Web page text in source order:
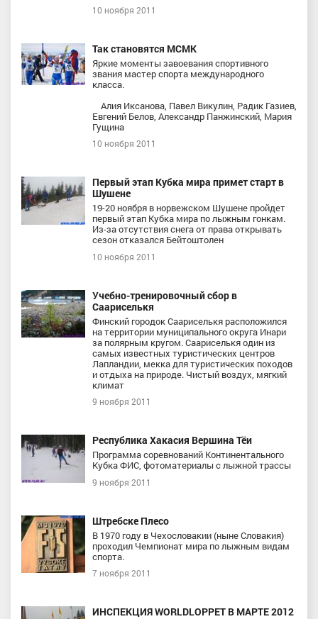
10 ноября 2011
Так становятся МСМК
Яркие моменты завоевания спортивного
звания мастер спорта международного
класса.
Алия Иксанова, Павел Викулин, Радик Газиев,
Евгений Белов, Александр Панжинский, Мария
Гущина
10 ноября 2011
Первый этап Кубка мира примет старт в
Шушене
19-20 ноября в норвежском Шушене пройдет
первый этап Кубка мира по лыжным гонкам.
Из-за отсутствия снега от права открывать
сезон отказался Бейтоштолен
10 ноября 2011
Учебно-тренировочный сбор в
Саариселькя
Финский городок Саариселькя расположился
на территории муниципального округа Инари
за полярным кругом. Саариселькя один из
самых известных туристических центров
Лапландии, мекка для туристических походов
и отдыха на природе. Чистый воздух, мягкий
климат
9 ноября 2011
Республика Хакасия Вершина Тёи
Программа соревнований Континентального
Кубка ФИС, фотоматериалы с лыжной трассы
9 ноября 2011
Штребске Плесо
В 1970 году в Чехословакии (ныне Словакия)
проходил Чемпионат мира по лыжным видам
спорта.
7 ноября 2011
ИНСПЕКЦИЯ WORLDLOPPET В МАРТЕ 2012